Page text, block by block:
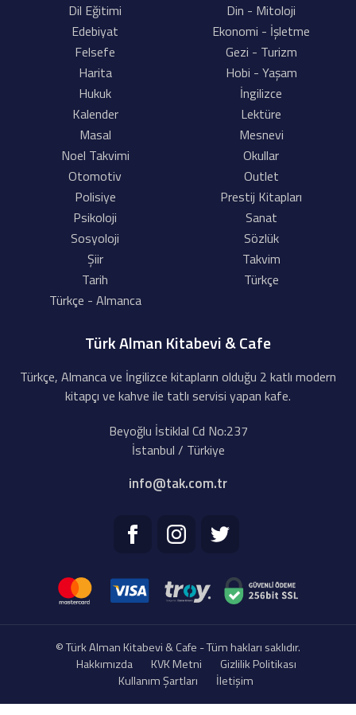
Dil Eğitimi
Din - Mitoloji
Edebiyat
Ekonomi - İşletme
Felsefe
Gezi - Turizm
Harita
Hobi - Yaşam
Hukuk
İngilizce
Kalender
Lektüre
Masal
Mesnevi
Noel Takvimi
Okullar
Otomotiv
Outlet
Polisiye
Prestij Kitapları
Psikoloji
Sanat
Sosyoloji
Sözlük
Şiir
Takvim
Tarih
Türkçe
Türkçe - Almanca
Türk Alman Kitabevi & Cafe
Türkçe, Almanca ve İngilizce kitapların olduğu 2 katlı modern
kitapçı ve kahve ile tatlı servisi yapan kafe.
Beyoğlu İstiklal Cd No:237
İstanbul / Türkiye
info@tak.com.tr
© Türk Alman Kitabevi & Cafe - Tüm hakları saklıdır.
Hakkımızda
KVK Metni
Gizlilik Politikası
Kullanım Şartları
İletişim